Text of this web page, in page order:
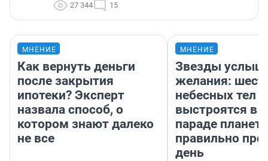
27 344 15
МНЕНИЕ
Как вернуть деньги
после закрытия
ипотеки? Эксперт
назвала способ, о
котором знают далеко
не все
МНЕНИЕ
Звезды
желания:
небесных тел
выстроятся в
параде планет
правильно
день